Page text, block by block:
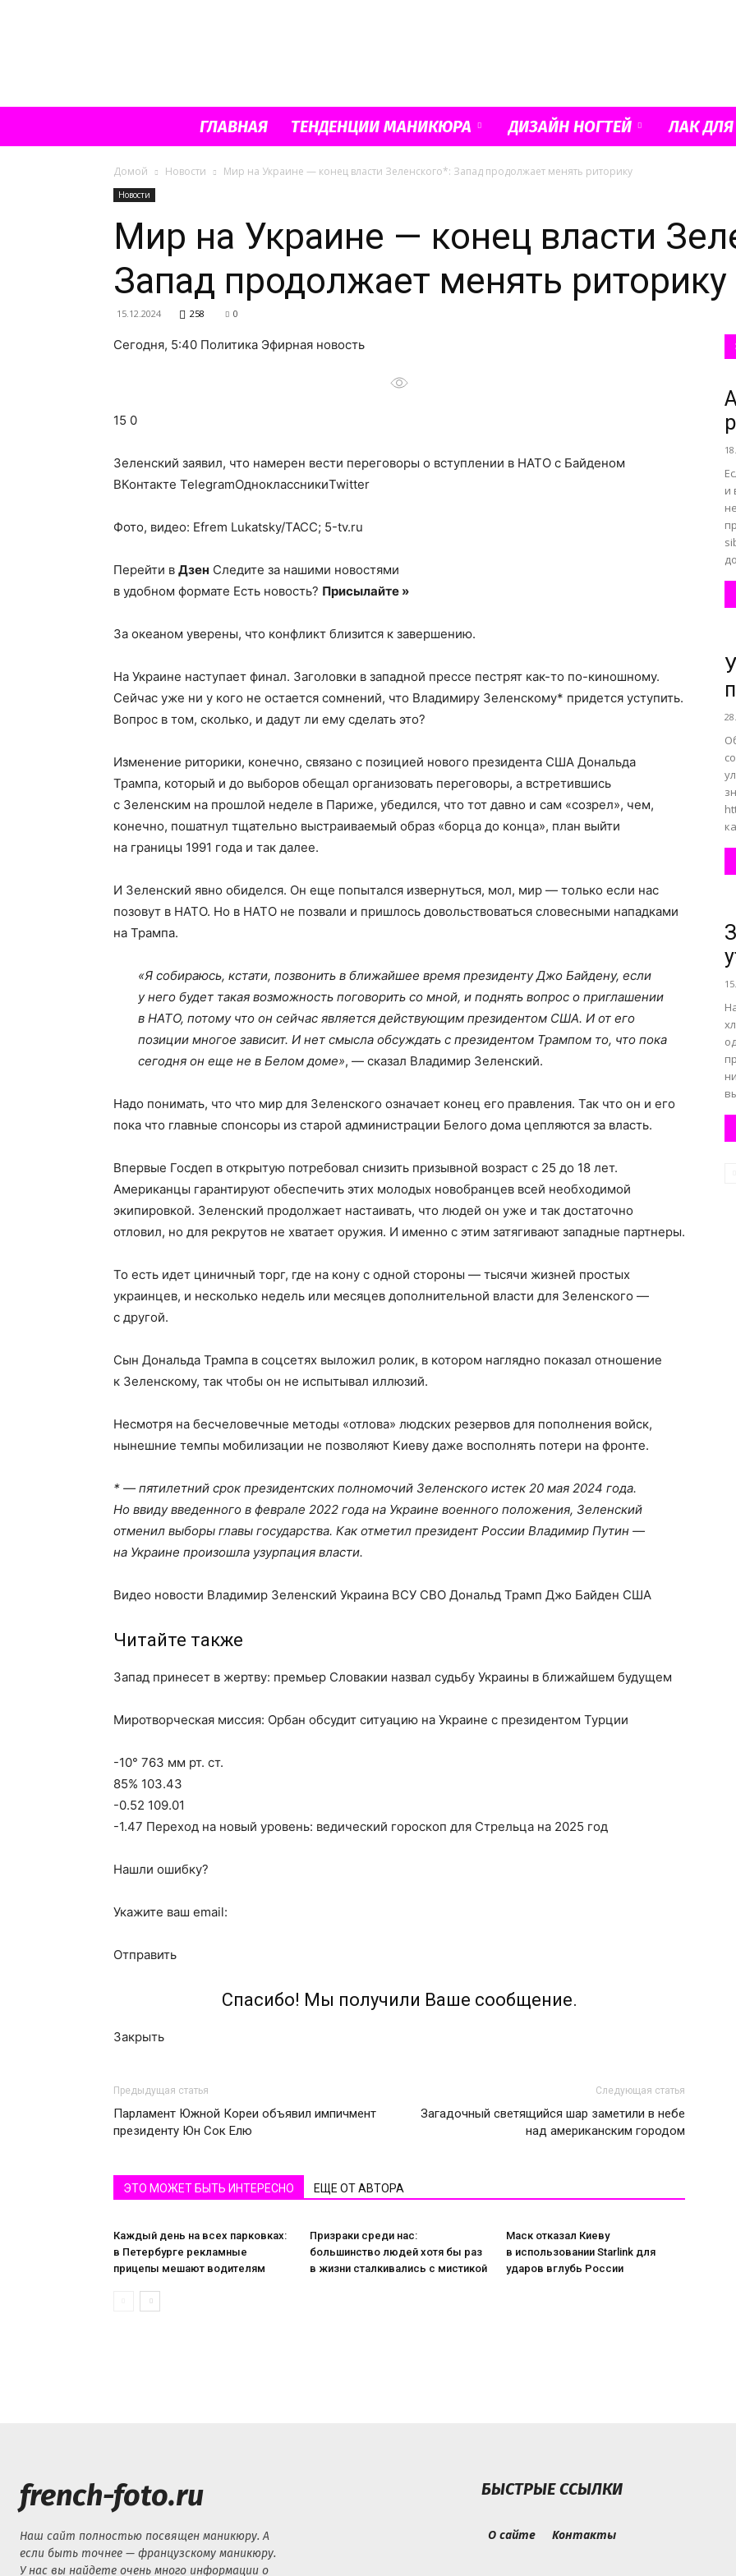
Французский
ГЛАВНАЯ ТЕНДЕНЦИИ МАНИКЮРА ДИЗАЙН НОГТЕЙ ЛАК
Домой Новости Мир на Украине — конец власти Зеленского*: Запад продолжает менять риторику
Новости
Мир на Украине — конец власти
Запад продолжает менять риторику
15.12.2024 258 0
Сегодня, 5:40 Политика Эфирная новость
15 0
Зеленский заявил, что намерен вести переговоры о вступлении в НАТО с Байденом
ВКонтакте TelegramОдноклассникиTwitter
Фото, видео: Efrem Lukatsky/ТАСС; 5-tv.ru
Перейти в Дзен Следите за нашими новостями
в удобном формате Есть новость? Присылайте »
За океаном уверены, что конфликт близится к завершению.
На Украине наступает финал. Заголовки в западной прессе пестрят как-то по-киношному.
Сейчас уже ни у кого не остается сомнений, что Владимиру Зеленскому* придется уступить.
Вопрос в том, сколько, и дадут ли ему сделать это?
Изменение риторики, конечно, связано с позицией нового президента США Дональда
Трампа, который и до выборов обещал организовать переговоры, а встретившись
с Зеленским на прошлой неделе в Париже, убедился, что тот давно и сам «созрел», чем,
конечно, пошатнул тщательно выстраиваемый образ «борца до конца», план выйти
на границы 1991 года и так далее.
И Зеленский явно обиделся. Он еще попытался извернуться, мол, мир — только если нас
позовут в НАТО. Но в НАТО не позвали и пришлось довольствоваться словесными нападками
на Трампа.
«Я собираюсь, кстати, позвонить в ближайшее время президенту Джо Байдену, если
у него будет такая возможность поговорить со мной, и поднять вопрос о приглашении
в НАТО, потому что он сейчас является действующим президентом США. И от его
позиции многое зависит. И нет смысла обсуждать с президентом Трампом то, что пока
сегодня он еще не в Белом доме», — сказал Владимир Зеленский.
Надо понимать, что что мир для Зеленского означает конец его правления. Так что он и его
пока что главные спонсоры из старой администрации Белого дома цепляются за власть.
Впервые Госдеп в открытую потребовал снизить призывной возраст с 25 до 18 лет.
Американцы гарантируют обеспечить этих молодых новобранцев всей необходимой
экипировкой. Зеленский продолжает настаивать, что людей он уже и так достаточно
отловил, но для рекрутов не хватает оружия. И именно с этим затягивают западные партнеры.
То есть идет циничный торг, где на кону с одной стороны — тысячи жизней простых
украинцев, и несколько недель или месяцев дополнительной власти для Зеленского —
с другой.
Сын Дональда Трампа в соцсетях выложил ролик, в котором наглядно показал отношение
к Зеленскому, так чтобы он не испытывал иллюзий.
Несмотря на бесчеловечные методы «отлова» людских резервов для пополнения войск,
нынешние темпы мобилизации не позволяют Киеву даже восполнять потери на фронте.
* — пятилетний срок президентских полномочий Зеленского истек 20 мая 2024 года.
Но ввиду введенного в феврале 2022 года на Украине военного положения, Зеленский
отменил выборы главы государства. Как отметил президент России Владимир Путин —
на Украине произошла узурпация власти.
Видео новости Владимир Зеленский Украина ВСУ СВО Дональд Трамп Джо Байден США
Читайте также
Запад принесет в жертву: премьер Словакии назвал судьбу Украины в ближайшем будущем
Миротворческая миссия: Орбан обсудит ситуацию на Украине с президентом Турции
-10° 763 мм рт. ст.
85% 103.43
-0.52 109.01
-1.47 Переход на новый уровень: ведический гороскоп для Стрельца на 2025 год
Нашли ошибку?
Укажите ваш email:
Отправить
Спасибо! Мы получили Ваше сообщение.
Закрыть
Предыдущая статья
Парламент Южной Кореи объявил импичмент
президенту Юн Сок Елю
Следующая статья
Загадочный светящийся шар заметили в небе
над американским городом
ЭТО МОЖЕТ БЫТЬ ИНТЕРЕСНО ЕЩЕ ОТ АВТОРА
Каждый день на всех парковках:
в Петербурге рекламные
прицепы мешают водителям
Призраки среди нас:
большинство людей хотя бы раз
в жизни сталкивались с мистикой
Маск отказал Киеву
в использовании Starlink для
ударов вглубь России
и
french-foto.ru
Наш сайт полностью посвящен маникюру. А
если быть точнее — французскому маникюру.
У нас вы найдете очень много информации о
БЫСТРЫЕ ССЫЛКИ
О сайте Контакты